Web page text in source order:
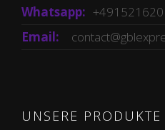
Whatsapp:
Email:
UNSERE PRODUKTE